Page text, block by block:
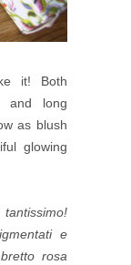
it! Both
and long
as blush
glowing
e
rosa